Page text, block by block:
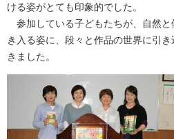
ける姿がとても印象的でした。
参加している子どもたちが、自然と
き入る姿に、段々と作品の世界に引
きました。